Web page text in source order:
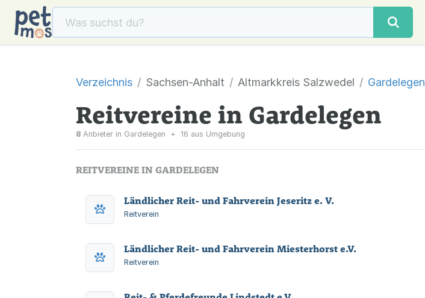
Verzeichnis Sachsen-Anhalt Altmarkkreis Salzwedel Gardelegen
Reitvereine in Gardelegen
8 Anbieter in Gardelegen + 16 aus Umgebung
REITVEREINE IN GARDELEGEN
Ländlicher Reit- und Fahrverein Jeseritz e. V.
Reitverein
Ländlicher Reit- und Fahrverein Miesterhorst e.V.
Reitverein